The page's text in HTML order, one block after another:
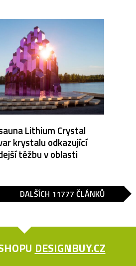
Lithium Crystal
krystalu odkazující
těžbu v oblasti
DALŠÍCH 11777 ČLÁNKŮ
DESIGNBUY.CZ